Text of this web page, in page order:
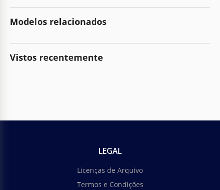
Modelos relacionados
Vistos recentemente
LEGAL
Licenças de Arquivo
Termos e Condições